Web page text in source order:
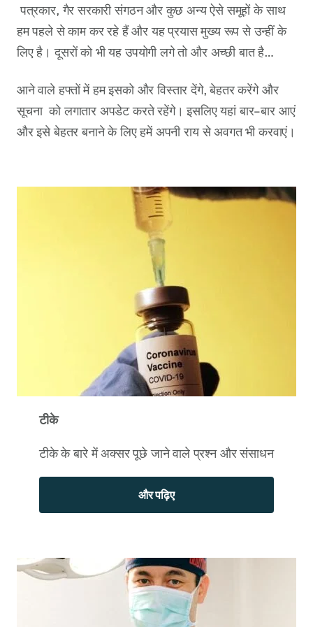
पत्रकार, गैर सरकारी संगठन और कुछ अन्य ऐसे समूहों के साथ
हम पहले से काम कर रहे हैं और यह प्रयास मुख्य रूप से उन्हीं के
लिए है। दूसरों को भी यह उपयोगी लगे तो और अच्छी बात है…
आने वाले हफ्तों में हम इसको और विस्तार देंगे, बेहतर करेंगे और
सूचना को लगातार अपडेट करते रहेंगे। इसलिए यहां बार-बार आएं
और इसे बेहतर बनाने के लिए हमें अपनी राय से अवगत भी करवाएं।
टीके
टीके के बारे में अक्सर पूछे जाने वाले प्रश्न और संसाधन
और पढ़िए